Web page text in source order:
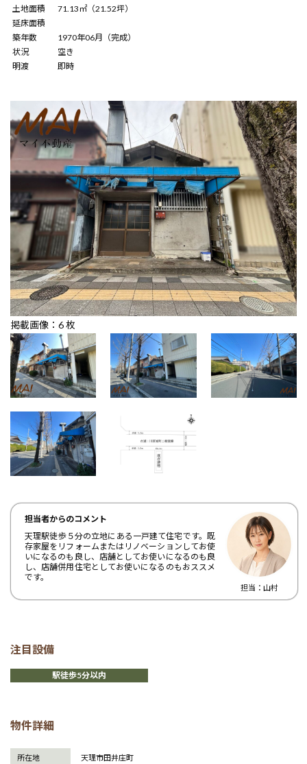
土地面積
71.13㎡（21.52坪）
延床面積
築年数
1970年06月
（完成）
状況
空き
明渡
即時
6
山村
天理駅徒歩５分の立地にある一戸建て住宅です。既
存家屋をリフォームまたはリノベーションしてお使
いになるのも良し、店舗としてお使いになるのも良
し、店舗併用住宅としてお使いになるのもおススメ
です。
注目設備
駅徒歩5分以内
物件詳細
所在地 天理市田井庄町